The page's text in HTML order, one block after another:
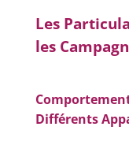
Les
les
Différents